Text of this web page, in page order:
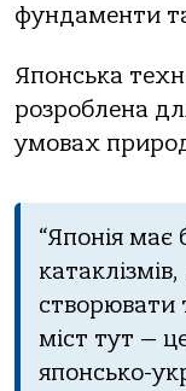
фундаменти
Японська
розроблена
умовах
“Японія має
створювати
міст тут —
японсько-